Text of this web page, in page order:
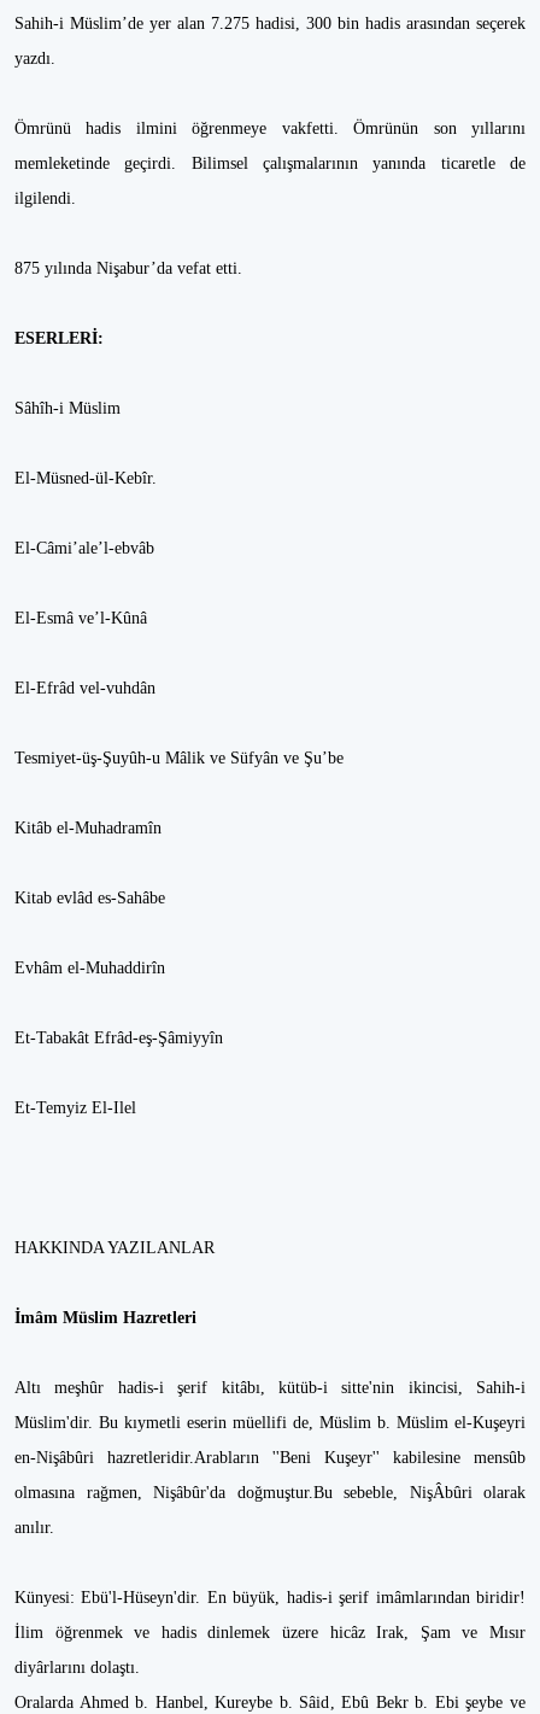
Sahih-i Müslim’de yer alan 7.275 hadisi, 300 bin hadis arasından seçerek
yazdı.
Ömrünü hadis ilmini öğrenmeye vakfetti. Ömrünün son yıllarını
memleketinde geçirdi. Bilimsel çalışmalarının yanında ticaretle de
ilgilendi.
875 yılında Nişabur’da vefat etti.
ESERLERİ:
Sâhîh-i Müslim
El-Müsned-ül-Kebîr.
El-Câmi’ale’l-ebvâb
El-Esmâ ve’l-Kûnâ
El-Efrâd vel-vuhdân
Tesmiyet-üş-Şuyûh-u Mâlik ve Süfyân ve Şu’be
Kitâb el-Muhadramîn
Kitab evlâd es-Sahâbe
Evhâm el-Muhaddirîn
Et-Tabakât Efrâd-eş-Şâmiyyîn
Et-Temyiz El-Ilel
HAKKINDA YAZILANLAR
İmâm Müslim Hazretleri
Altı meşhûr hadis-i şerif kitâbı, kütüb-i sitte'nin ikincisi, Sahih-i
Müslim'dir. Bu kıymetli eserin müellifi de, Müslim b. Müslim el-Kuşeyri
en-Nişâbûri hazretleridir.Arabların ''Beni Kuşeyr'' kabilesine mensûb
olmasına rağmen, Nişâbûr'da doğmuştur.Bu sebeble, NişÂbûri olarak
anılır.
Künyesi: Ebü'l-Hüseyn'dir. En büyük, hadis-i şerif imâmlarından biridir!
İlim öğrenmek ve hadis dinlemek üzere hicâz Irak, Şam ve Mısır
diyârlarını dolaştı.
Oralarda Ahmed b. Hanbel, Kureybe b. Sâid, Ebû Bekr b. Ebi şeybe ve